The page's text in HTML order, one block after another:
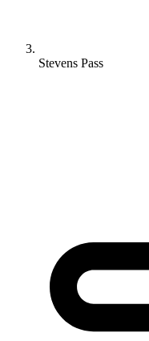
Stevens Pass